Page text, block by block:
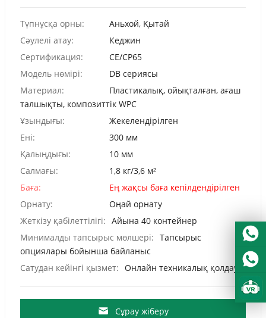
Түпнұсқа орны:
Аньхой, Қытай
Сәулелі атау:
Кеджин
Сертификация:
CE/CP65
Модель нөмірі:
DB сериясы
Материал:
Пластикалық, ойықталған, ағаш
талшықты, композиттік WPC
Ұзындығы:
Жекелендірілген
Ені:
300 мм
Қалыңдығы:
10 мм
Салмағы:
1,8 кг/3,6 м²
Баға:
Ең жақсы баға кепілдендірілген
Орнату:
Оңай орнату
Жеткізу қабілеттілігі: Айына 40 контейнер
Минималды тапсырыс мөлшері: Тапсырыс
опциялары бойынша байланыс
Сатудан кейінгі қызмет: Онлайн техникалық қолдау
Сұрау жіберу